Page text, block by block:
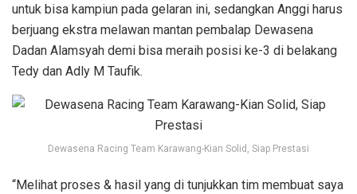
untuk bisa kampiun pada gelaran ini, sedangkan Anggi harus
berjuang ekstra melawan mantan pembalap Dewasena
Dadan Alamsyah demi bisa meraih posisi ke-3 di belakang
Tedy dan Adly M Taufik.
Dewasena Racing Team Karawang-Kian Solid, Siap Prestasi
“Melihat proses & hasil yang di tunjukkan tim membuat saya